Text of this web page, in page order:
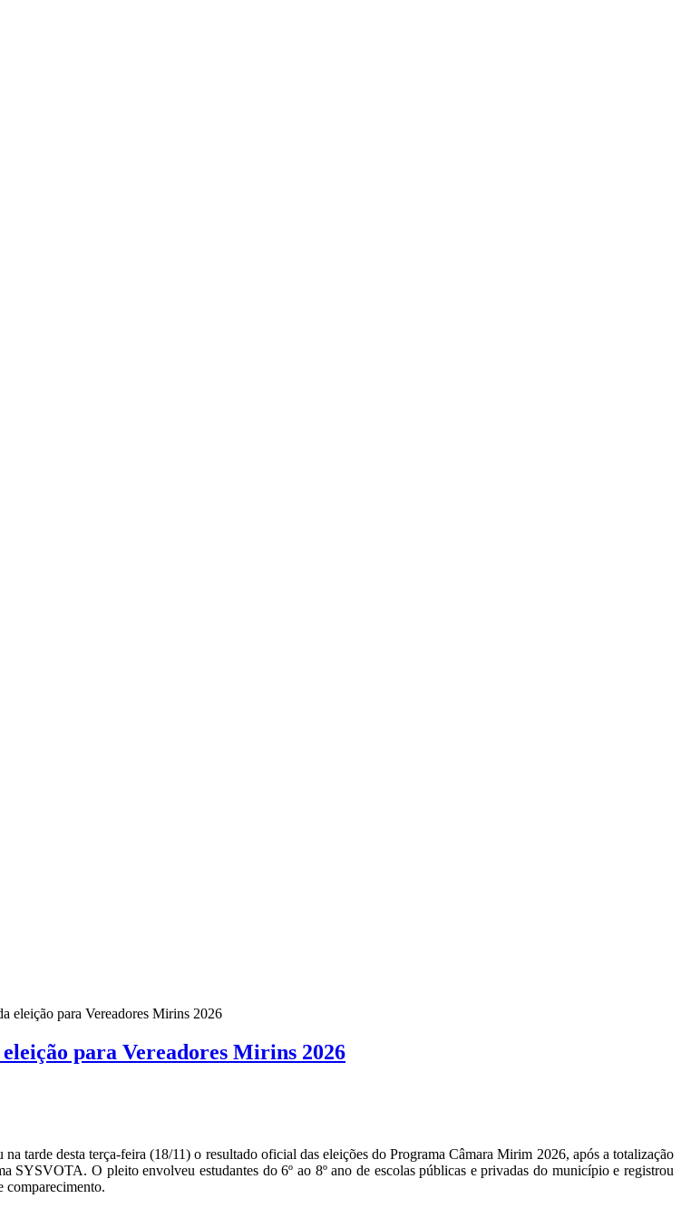
eleição para Vereadores Mirins 2026
para Vereadores Mirins 2026
tarde desta terça-feira (18/11) o resultado oficial das eleições do Programa Câmara Mirim 2026, após a totalização
SYSVOTA. O pleito envolveu estudantes do 6º ao 8º ano de escolas públicas e privadas do município e registrou
comparecimento.